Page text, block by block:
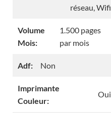
réseau, Wifi
Volume
Mois:
1.500 pages
par mois
Adf: Non
Imprimante
Couleur:
Oui